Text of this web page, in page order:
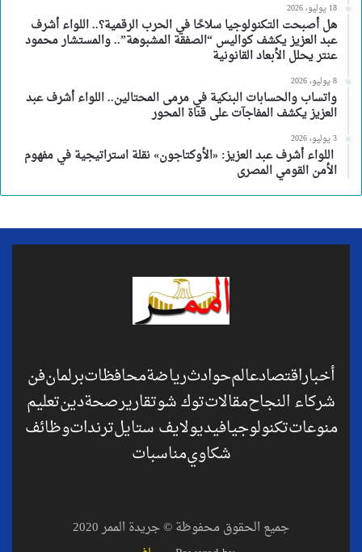
18 يوليو، 2026
هل أصبحت التكنولوجيا سلاحًا في الحرب الرقمية؟.. اللواء أشرف
عبد العزيز يكشف كواليس “الصفقة المشبوهة”.. والمستشار محمود
عنتر يحلل الأبعاد القانونية
8 يوليو، 2026
واتساب والحسابات البنكية في مرمى المحتالين.. اللواء أشرف عبد
العزيز يكشف المفاجآت على قناة المحور
3 يوليو، 2026
اللواء أشرف عبد العزيز: «الأوكتاجون» نقلة استراتيجية في مفهوم
الأمن القومي المصرى
أخباراقتصادعالمحوادثرياضةمحافظاتبرلمانفن
شركاء النجاحمقالاتتوك شوتقاريرصحةدينتعليم
منوعاتتكنولوجيافيديولايف ستايلترنداتوظائف
شكاويمناسبات
جميع الحقوق محفوظة © جريدة الممر 2020